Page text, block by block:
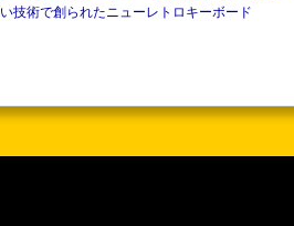
技術で創られたニューレトロキーボード